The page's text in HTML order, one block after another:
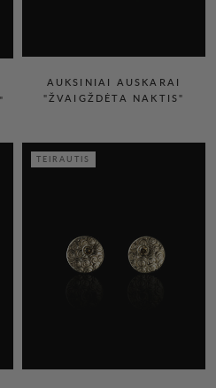
AUKSINIAI AUSKARAI
"ŽVAIGŽDĖTA NAKTIS"
TEIRAUTIS